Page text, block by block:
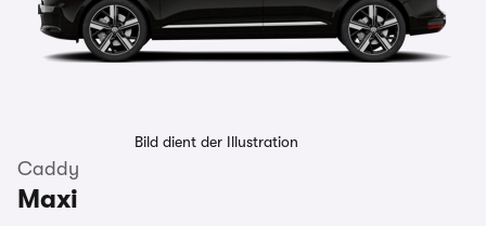
Bild dient der Illustration
Caddy
Maxi